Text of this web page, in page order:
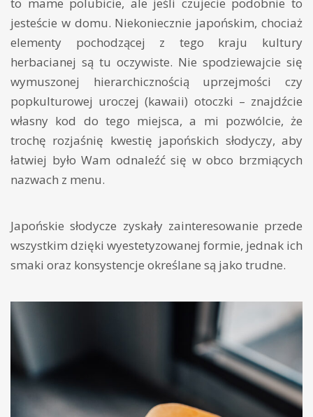
to mame polubicie, ale jeśli czujecie podobnie to
jesteście w domu. Niekoniecznie japońskim, chociaż
elementy pochodzącej z tego kraju kultury
herbacianej są tu oczywiste. Nie spodziewajcie się
wymuszonej hierarchicznością uprzejmości czy
popkulturowej uroczej (kawaii) otoczki – znajdźcie
własny kod do tego miejsca, a mi pozwólcie, że
trochę rozjaśnię kwestię japońskich słodyczy, aby
łatwiej było Wam odnaleźć się w obco brzmiących
nazwach z menu.
Japońskie słodycze zyskały zainteresowanie przede
wszystkim dzięki wyestetyzowanej formie, jednak ich
smaki oraz konsystencje określane są jako trudne.